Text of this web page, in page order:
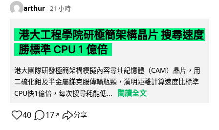
arthur 21 小時
港大工程學院研極簡架構晶片 搜尋速度
勝標準 CPU 1 億倍
港大團隊研發極簡架構模擬內容尋址記憶體（CAM）晶片，用
二硫化鉬及半金屬銻克服傳輸瓶頸，漢明距離計算速度比標準
CPU快1億倍，每次搜尋耗能低...
閱讀全文
40 17 ↗ 分享